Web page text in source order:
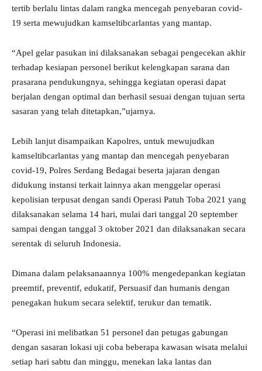
tertib berlalu lintas dalam rangka mencegah penyebaran covid-
19 serta mewujudkan kamseltibcarlantas yang mantap.
“Apel gelar pasukan ini dilaksanakan sebagai pengecekan akhir
terhadap kesiapan personel berikut kelengkapan sarana dan
prasarana pendukungnya, sehingga kegiatan operasi dapat
berjalan dengan optimal dan berhasil sesuai dengan tujuan serta
sasaran yang telah ditetapkan,”ujarnya.
Lebih lanjut disampaikan Kapolres, untuk mewujudkan
kamseltibcarlantas yang mantap dan mencegah penyebaran
covid-19, Polres Serdang Bedagai beserta jajaran dengan
didukung instansi terkait lainnya akan menggelar operasi
kepolisian terpusat dengan sandi Operasi Patuh Toba 2021 yang
dilaksanakan selama 14 hari, mulai dari tanggal 20 september
sampai dengan tanggal 3 oktober 2021 dan dilaksanakan secara
serentak di seluruh Indonesia.
Dimana dalam pelaksanaannya 100% mengedepankan kegiatan
preemtif, preventif, edukatif, Persuasif dan humanis dengan
penegakan hukum secara selektif, terukur dan tematik.
“Operasi ini melibatkan 51 personel dan petugas gabungan
dengan sasaran lokasi uji coba beberapa kawasan wisata melalui
setiap hari sabtu dan minggu, menekan laka lantas dan